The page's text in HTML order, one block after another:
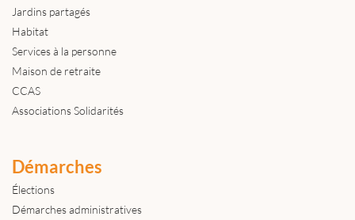
Jardins partagés
Habitat
Services à la personne
Maison de retraite
CCAS
Associations Solidarités
Démarches
Élections
Démarches administratives